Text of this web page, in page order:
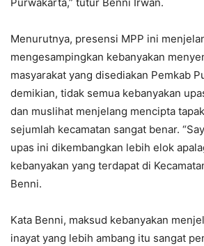
Menurutnya, presensi MPP ini
mengesampingkan kebanyakan
masyarakat yang disediakan Pemkab
demikian, tidak semua kebanyakan
dan muslihat menjelang mencipta
sejumlah kecamatan sangat benar.
upas ini dikembangkan lebih elok
kebanyakan yang terdapat di
Benni.
Kata Benni, maksud kebanyakan
inayat yang lebih ambang itu sangat